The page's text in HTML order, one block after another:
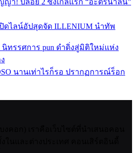
เปิดไลน์อัปสุดจัด ILLENIUM นำทัพ
นิทรรศการ pun ดำดิ่งสู่มิติใหม่แห่ง
นานเท่าไรก็รอ ปรากฏการณ์ร็อก